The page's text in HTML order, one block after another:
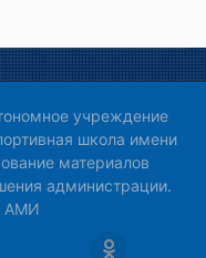
учреждение
школа имени
материалов
администрации.
АМИ